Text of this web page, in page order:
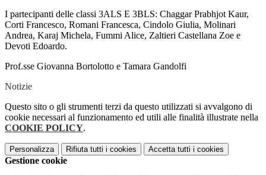
I partecipanti delle classi 3ALS E 3BLS: Chaggar Prabhjot Kaur,
Corti Francesco, Romani Francesca, Cindolo Giulia, Molinari
Andrea, Karaj Michela, Fummi Alice, Zaltieri Castellana Zoe e
Devoti Edoardo.
Prof.sse Giovanna Bortolotto e Tamara Gandolfi
Notizie
Questo sito o gli strumenti terzi da questo utilizzati si avvalgono di
cookie necessari al funzionamento ed utili alle finalità illustrate nella
COOKIE POLICY.
Personalizza Rifiuta tutti i cookies Accetta tutti i cookies
Gestione cookie